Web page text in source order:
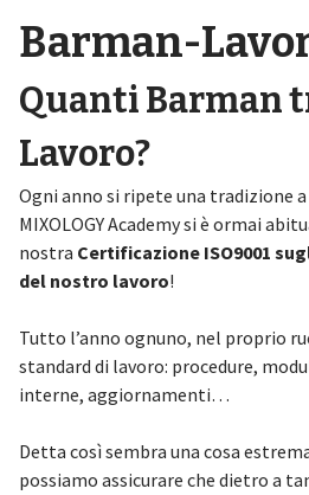
Barman-
Quanti Barman
Lavoro?
Ogni anno si ripete una tradizione
MIXOLOGY Academy si è ormai
nostra Certificazione ISO9001
del nostro lavoro!
Tutto l’anno ognuno, nel proprio
standard di lavoro: procedure,
interne, aggiornamenti…
Detta così sembra una cosa
possiamo assicurare che dietro a